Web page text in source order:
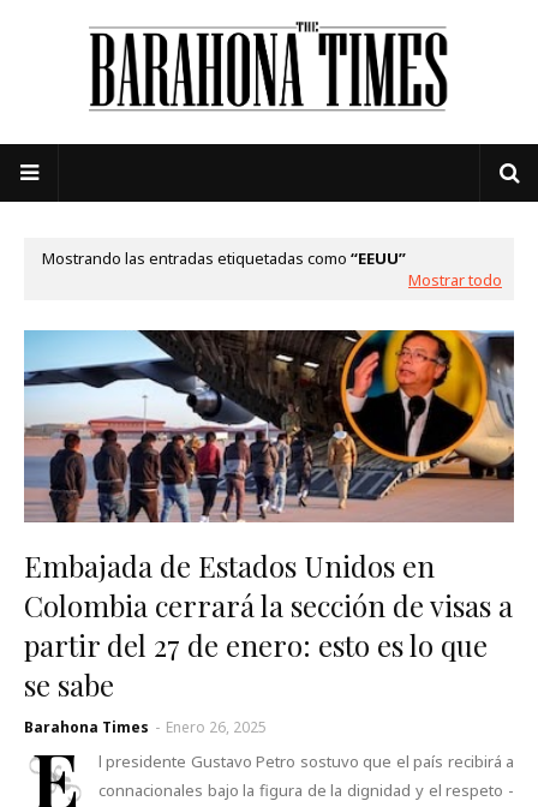
Mostrando las entradas etiquetadas como
EEUU
Mostrar todo
Embajada de Estados Unidos en
Colombia cerrará la sección de visas a
partir del 27 de enero: esto es lo que
se sabe
Barahona Times - Enero 26, 2025
E
l presidente Gustavo Petro sostuvo que el país recibirá a
connacionales bajo la figura de la dignidad y el respeto -